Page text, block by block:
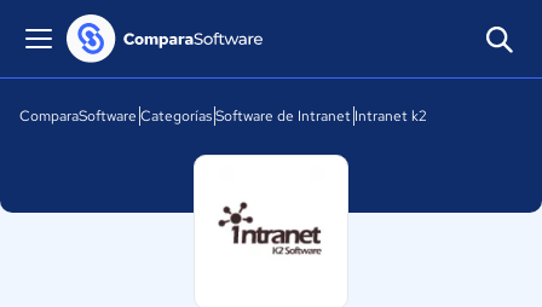
ComparaSoftware CategoríasSoftware de Intranet Intranet k2